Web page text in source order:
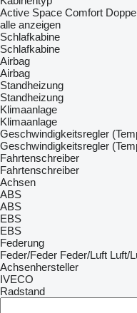
Active Space Comfort
alle anzeigen
Schlafkabine
Schlafkabine
Airbag
Airbag
Standheizung
Standheizung
Klimaanlage
Klimaanlage
Geschwindigkeitsregler
Geschwindigkeitsregler
Fahrtenschreiber
Fahrtenschreiber
Achsen
ABS
ABS
EBS
EBS
Federung
Feder/Feder Feder/Luft Luft/
Achsenhersteller
IVECO
Radstand